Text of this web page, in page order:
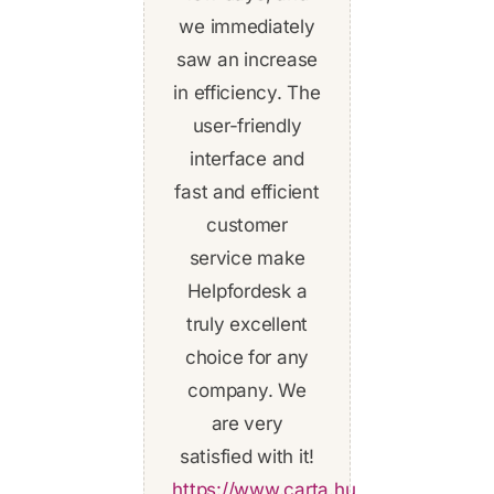
we immediately
saw an increase
in efficiency. The
user-friendly
interface and
fast and efficient
customer
service make
Helpfordesk a
truly excellent
choice for any
company. We
are very
satisfied with it!
Their cloud-
based
Helpfordesk
solution works
great and
provides a great
opportunity for
the team to
collaborate and
effectively solve
problems. I am
very satisfied
with their
service!
this as well. The
price-value ratio
is excellent, and
the system
allows me to
efficiently handle
my customers’
questions and
complaints. I am
so grateful to
have found this
tool!